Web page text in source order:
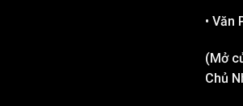
• Văn
(Mở
Chủ